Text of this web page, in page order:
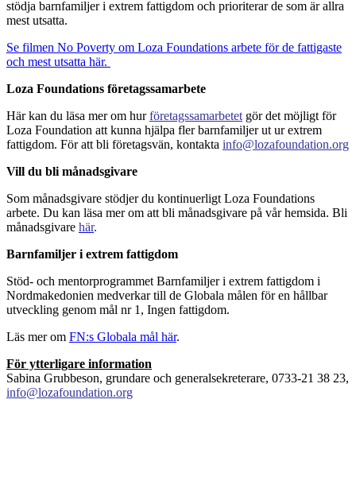
stödja barnfamiljer i extrem fattigdom och prioriterar de som är allra
mest utsatta.
Se filmen No Poverty om Loza Foundations arbete för de fattigaste
och mest utsatta här.
Loza Foundations företagssamarbete
Här kan du läsa mer om hurföretagssamarbetet gör det möjligt för
Loza Foundation att kunna hjälpa fler barnfamiljer ut ur extrem
fattigdom. För att bli företagsvän, kontakta info@lozafoundation.org
Vill du bli månadsgivare
Som månadsgivare stödjer du kontinuerligt Loza Foundations
arbete. Du kan läsa mer om att bli månadsgivare på vår hemsida. Bli
månadsgivare här.
Barnfamiljer i extrem fattigdom
Stöd- och mentorprogrammet Barnfamiljer i extrem fattigdom i
Nordmakedonien medverkar till de Globala målen för en hållbar
utveckling genom mål nr 1, Ingen fattigdom.
Läs mer om FN:s Globala mål här.
För ytterligare information
Sabina Grubbeson, grundare och generalsekreterare, 0733-21 38 23,
info@lozafoundation.org